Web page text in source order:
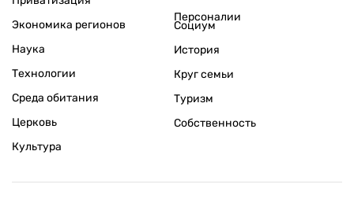
Экономика регионов
Персоналии
Наука
Технологии
Среда обитания
Церковь
Культура
Социум
История
Круг семьи
Туризм
Собственность